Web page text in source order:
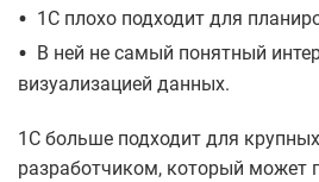
• 1С плохо подходит для
• В ней не самый понятный
визуализацией данных.
1С больше подходит для
разработчиком, который может